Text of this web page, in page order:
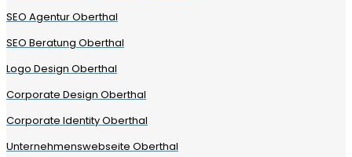
SEO Agentur Oberthal
SEO Beratung Oberthal
Logo Design Oberthal
Corporate Design Oberthal
Corporate Identity Oberthal
Unternehmenswebseite Oberthal